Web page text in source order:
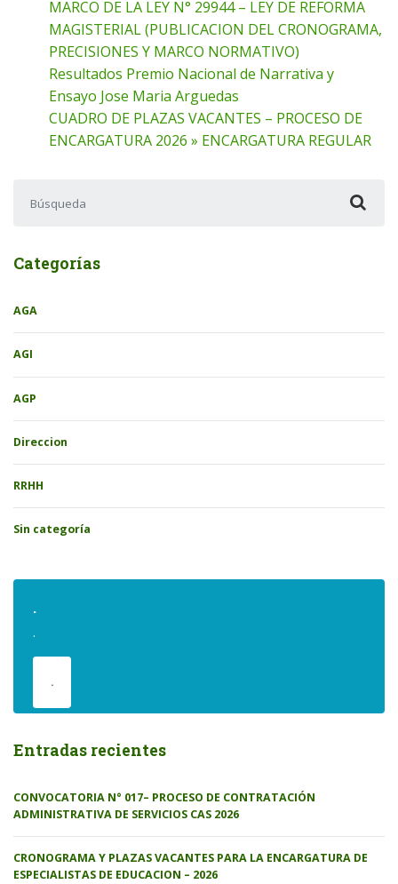
MARCO DE LA LEY N° 29944 – LEY DE REFORMA
MAGISTERIAL (PUBLICACION DEL CRONOGRAMA,
PRECISIONES Y MARCO NORMATIVO)
Resultados Premio Nacional de Narrativa y
Ensayo Jose Maria Arguedas
CUADRO DE PLAZAS VACANTES – PROCESO DE
ENCARGATURA 2026 » ENCARGATURA REGULAR
Categorías
AGA
AGI
AGP
Direccion
RRHH
Sin categoría
.
.
.
Entradas recientes
CONVOCATORIA N° 017– PROCESO DE CONTRATACIÓN
ADMINISTRATIVA DE SERVICIOS CAS 2026
CRONOGRAMA Y PLAZAS VACANTES PARA LA ENCARGATURA DE
ESPECIALISTAS DE EDUCACION – 2026